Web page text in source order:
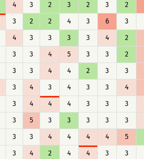
4 3 2 3 2 3 2
3 2 2 4 3 6 3
4 3 3 3 3 4 2
3 3 4 5 3 3 2
3 3 4 4 2 3 3
3 4 3 4 3 3 4
3 4 4 4 3 3 3
3 5 3 3 3 3 3
3 3 4 4 4 4 5
3 4 2 4 4 3 3